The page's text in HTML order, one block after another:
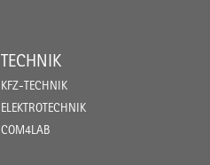
TECHNIK
KFZ-TECHNIK
ELEKTROTECHNIK
COM4LAB